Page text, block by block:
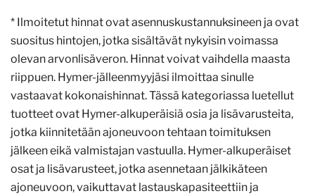
* Ilmoitetut hinnat ovat asennuskustannuksineen ja ovat
suositus hintojen, jotka sisältävät nykyisin voimassa
olevan arvonlisäveron. Hinnat voivat vaihdella maasta
riippuen. Hymer-jälleenmyyjäsi ilmoittaa sinulle
vastaavat kokonaishinnat. Tässä kategoriassa luetellut
tuotteet ovat Hymer-alkuperäisiä osia ja lisävarusteita,
jotka kiinnitetään ajoneuvoon tehtaan toimituksen
jälkeen eikä valmistajan vastuulla. Hymer-alkuperäiset
osat ja lisävarusteet, jotka asennetaan jälkikäteen
ajoneuvoon, vaikuttavat lastauskapasiteettiin ja